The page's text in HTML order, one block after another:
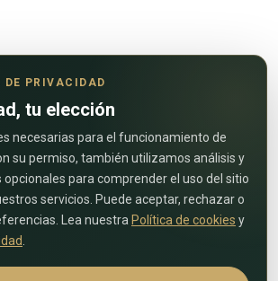
DE PRIVACIDAD
tu elección
necesarias para el funcionamiento de
su permiso, también utilizamos análisis y
para comprender el uso del sitio
servicios. Puede aceptar, rechazar o
Lea nuestra Política de cookies y
para ponerse en contacto con